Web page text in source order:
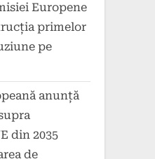
Europene
primelor
pe
anunță
din 2035
de